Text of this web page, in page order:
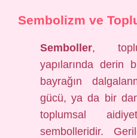
Sembolizm ve
Semboller,
yapılarında derin
bayrağın
gücü, ya da bir
toplumsal
sembolleridir.